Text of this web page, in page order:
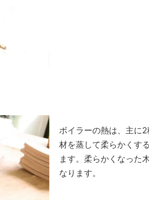
ボイラーの熱は、主に
材を蒸して柔らかくす
ます。柔らかくなった
なります。